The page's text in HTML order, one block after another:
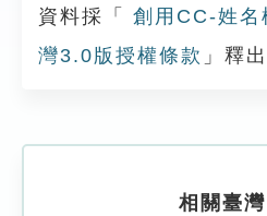
資料採「
創用CC-姓
灣3.0版授權條款 」釋出
相關臺